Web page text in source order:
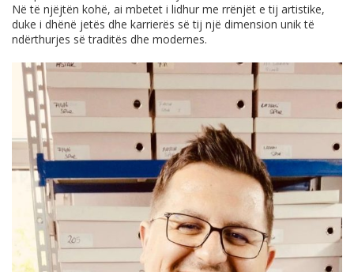
Në të njëjtën kohë, ai mbetet i lidhur me rrënjët e tij artistike,
duke i dhënë jetës dhe karrierës së tij një dimension unik të
ndërthurjes së traditës dhe modernes.